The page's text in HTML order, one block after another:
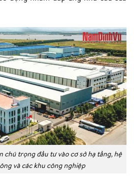
chú trọng đầu tư vào cơ sở hạ tầng, hệ
và các khu công nghiệp